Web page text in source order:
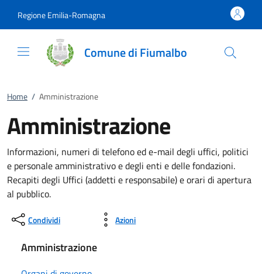
Regione Emilia-Romagna
Comune di Fiumalbo
Home / Amministrazione
Amministrazione
Informazioni, numeri di telefono ed e-mail degli uffici, politici
e personale amministrativo e degli enti e delle fondazioni.
Recapiti degli Uffici (addetti e responsabile) e orari di apertura
al pubblico.
Condividi Azioni
Amministrazione